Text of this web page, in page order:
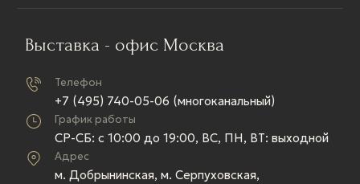
Выставка - офис Москва
Телефон
+7 (495) 740-05-06 (многоканальный)
График работы
СР-СБ: c 10:00 до 19:00, ВС, ПН, ВТ: выходной
Адрес
м. Добрынинская, м. Серпуховская,